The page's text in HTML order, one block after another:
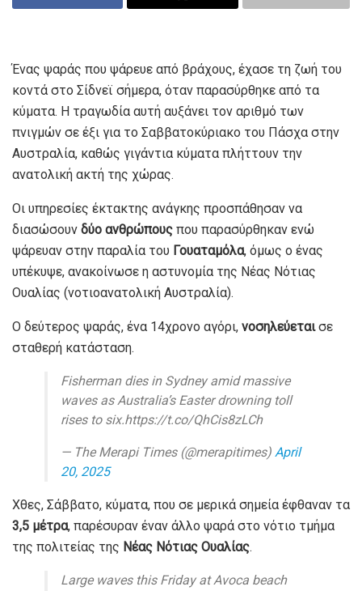
Ένας ψαράς που ψάρευε από βράχους, έχασε τη ζωή του
κοντά στο Σίδνεϊ σήμερα, όταν παρασύρθηκε από τα
κύματα. Η τραγωδία αυτή αυξάνει τον αριθμό των
πνιγμών σε έξι για το Σαββατοκύριακο του Πάσχα στην
Αυστραλία, καθώς γιγάντια κύματα πλήττουν την
ανατολική ακτή της χώρας.
Οι υπηρεσίες έκτακτης ανάγκης προσπάθησαν να
διασώσουν δύο ανθρώπους που παρασύρθηκαν ενώ
ψάρευαν στην παραλία του Γουαταμόλα, όμως ο ένας
υπέκυψε, ανακοίνωσε η αστυνομία της Νέας Νότιας
Ουαλίας (νοτιοανατολική Αυστραλία).
Ο δεύτερος ψαράς, ένα 14χρονο αγόρι, νοσηλεύεταισε
σταθερή κατάσταση.
Fisherman dies in Sydney amid massive
waves as Australia’s Easter drowning toll
rises to six.https://t.co/QhCis8zLCh
— The Merapi Times (@merapitimes) April
20, 2025
Χθες, Σάββατο, κύματα, που σε μερικά σημεία έφθαναν τα
3,5 μέτρα, παρέσυραν έναν άλλο ψαρά στο νότιο τμήμα
της πολιτείας της Νέας Νότιας Ουαλίας.
Large waves this Friday at Avoca beach